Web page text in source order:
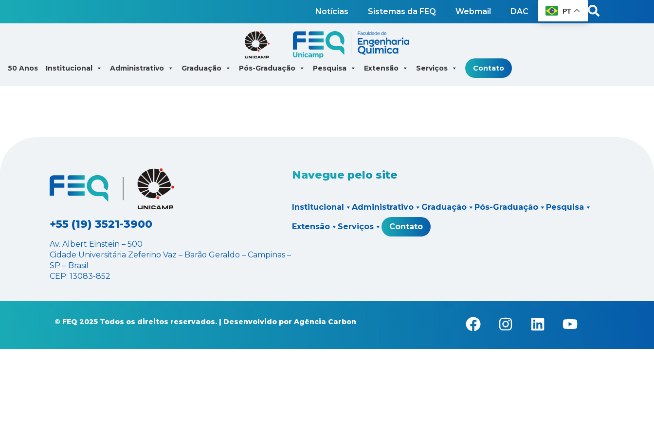
Notícias Sistemas da FEQ Webmail DAC PT
50 Anos Institucional Administrativo Graduação Pós-Graduação Pesquisa Extensão Serviços Contato
+55 (19) 3521-3900
Av. Albert Einstein – 500
Cidade Universitária Zeferino Vaz – Barão Geraldo – Campinas –
SP – Brasil
CEP: 13083-852
Navegue pelo site
Institucional Administrativo Graduação Pós-Graduação Pesquisa
Extensão Serviços Contato
© FEQ 2025 Todos os direitos reservados. | Desenvolvido por Agência Carbon